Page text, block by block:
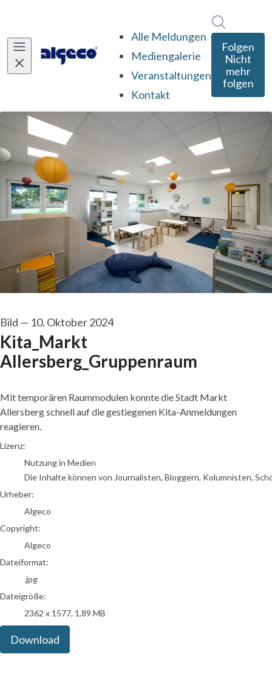
Alle Meldungen
Mediengalerie
Veranstaltungen
Kontakt
Folgen
Nicht
mehr
folgen
Bild — 10. Oktober 2024
Kita_Markt
Allersberg_Gruppenraum
Mit temporären Raummodulen konnte die Stadt Markt
Allersberg schnell auf die gestiegenen Kita-Anmeldungen
reagieren.
Algeco
Lizenz:
Nutzung in Medien
Die Inhalte können von Journalisten, Bloggern, Kolumnisten,
Urheber:
Algeco
Copyright:
Algeco
Dateiformat:
.jpg
Dateigröße:
2362 x 1577, 1,89 MB
Download